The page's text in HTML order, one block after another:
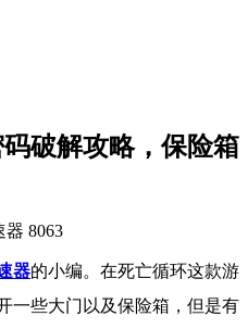
破解攻略，保险箱
器 8063
器的小编。 在死亡循环这款游
一些大门以及保险箱，但是有